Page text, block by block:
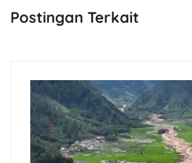
Postingan Terkait